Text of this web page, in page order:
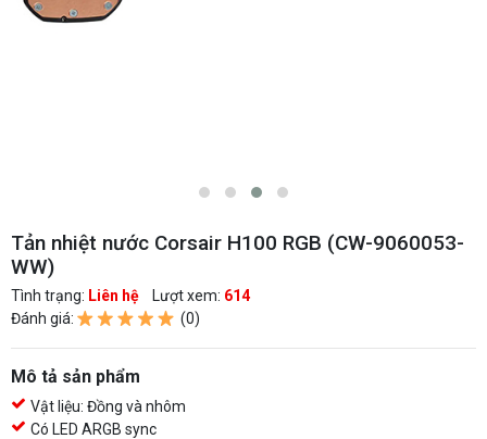
Tản nhiệt nước Corsair H100 RGB (CW-9060053-
WW)
Tình trạng: Liên hệ Lượt xem: 614
Đánh giá:
(0)
Mô tả sản phẩm
Vật liệu: Đồng và nhôm
Có LED ARGB sync